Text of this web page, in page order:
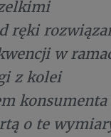
ręki
w
z kolei
konsumenta
o te